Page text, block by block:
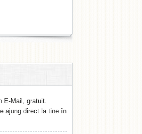
E-Mail, gratuit.
ajung direct la tine în